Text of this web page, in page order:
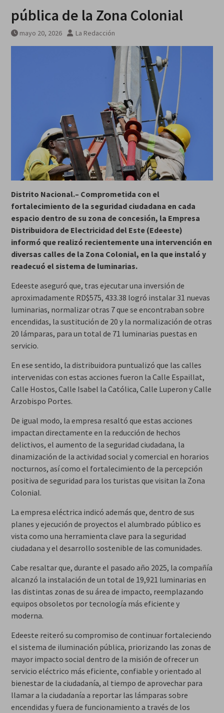
pública de la Zona Colonial
mayo 20, 2026 La Redacción
Distrito Nacional.– Comprometida con el
fortalecimiento de la seguridad ciudadana en cada
espacio dentro de su zona de concesión, la Empresa
Distribuidora de Electricidad del Este (Edeeste)
informó que realizó recientemente una intervención en
diversas calles de la Zona Colonial, en la que instaló y
readecuó el sistema de luminarias.
Edeeste aseguró que, tras ejecutar una inversión de
aproximadamente RD$575, 433.38 logró instalar 31 nuevas
luminarias, normalizar otras 7 que se encontraban sobre
encendidas, la sustitución de 20 y la normalización de otras
20 lámparas, para un total de 71 luminarias puestas en
servicio.
En ese sentido, la distribuidora puntualizó que las calles
intervenidas con estas acciones fueron la Calle Espaillat,
Calle Hostos, Calle Isabel la Católica, Calle Luperon y Calle
Arzobispo Portes.
De igual modo, la empresa resaltó que estas acciones
impactan directamente en la reducción de hechos
delictivos, el aumento de la seguridad ciudadana, la
dinamización de la actividad social y comercial en horarios
nocturnos, así como el fortalecimiento de la percepción
positiva de seguridad para los turistas que visitan la Zona
Colonial.
La empresa eléctrica indicó además que, dentro de sus
planes y ejecución de proyectos el alumbrado público es
vista como una herramienta clave para la seguridad
ciudadana y el desarrollo sostenible de las comunidades.
Cabe resaltar que, durante el pasado año 2025, la compañía
alcanzó la instalación de un total de 19,921 luminarias en
las distintas zonas de su área de impacto, reemplazando
equipos obsoletos por tecnología más eficiente y
moderna.
Edeeste reiteró su compromiso de continuar fortaleciendo
el sistema de iluminación pública, priorizando las zonas de
mayor impacto social dentro de la misión de ofrecer un
servicio eléctrico más eficiente, confiable y orientado al
bienestar de la ciudadanía, al tiempo de aprovechar para
llamar a la ciudadanía a reportar las lámparas sobre
encendidas y fuera de funcionamiento a través de los